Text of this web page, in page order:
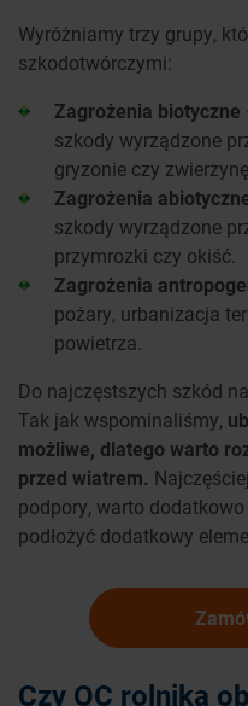
Wyróżniamy trzy grupy,
szkodotwórczymi:
Zagrożenia biotyczne
szkody wyrządzone
gryzonie czy
Zagrożenia
szkody wyrządzone
przymrozki czy okiść.
Zagrożenia
pożary, urbanizacja
powietrza.
Do najczęstszych szkód
Tak jak wspominaliśmy,
możliwe, dlatego warto
przed wiatrem.
podpory, warto
podłożyć dodatkowy
Czy OC rolnika